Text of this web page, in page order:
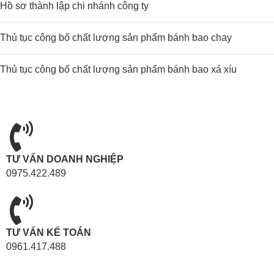
Hồ sơ thành lập chi nhánh công ty
Thủ tục công bố chất lượng sản phẩm bánh bao chay
Thủ tục công bố chất lượng sản phẩm bánh bao xá xíu
TƯ VẤN DOANH NGHIỆP
0975.422.489
TƯ VẤN KẾ TOÁN
0961.417.488